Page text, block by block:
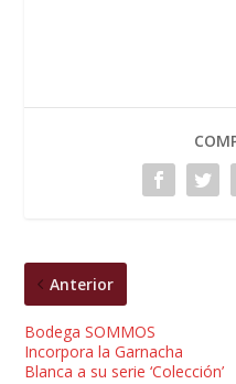
Anterior
Bodega SOMMOS
Incorpora la Garnacha
Blanca a su serie ‘Colección’